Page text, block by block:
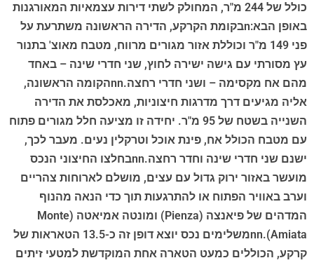
כולל של 244 מ"ר, המחולק לשתי דירות עצמאיות המאורגנות
באופן הבא:nבקומת הקרקע, הדירה הראשונה משתרעת על
פני 149 מ"ר וכוללת אזור מגורים מרווח, מטבח מאוצ' בתנור
עץ מסורתי עם גישה ישירה לחוץ, שני חדרי שינה – באחד
מהם אח מקסימה – ושני חדרי רחצה.nnהקומה הראשונה,
אליה מגיעים דרך מדרגות חיצוניות, מאכלסת את הדירה
השנייה בשטח של 95 מ"ר. יחידה זו מציעה חלל מגורים פתוח
עם מטבח הכולל אח, פינת אוכל וטרקלין נעים. מעבר לכך,
ישנם שני חדרי שינה וחדר רחצה.nnבחלצו החיצוני הנכס
מועשר באזור ירוק גדול עם עצים, מושלם לארוחות צהריים
וערב באוויר הפתוח או להתרגעות תוך כדי הנאה מהנוף
המדהים של פיאנצה (Pienza) ומונטה אמיאטה (Monte
Amiata).nnמשלימים נכס יוצא דופן זה כ-13.5 הטאראות של
קרקע, הכוללים כמעט הטארה אחת המוקדשת למטעי זיתים